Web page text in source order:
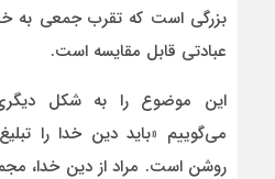
بزرگی است که تقرب جمعی به
عبادتی قابل مقایسه است.
این موضوع را به شکل
می‌گوییم «باید دین خدا را
روشن است. مراد از دین خدا،